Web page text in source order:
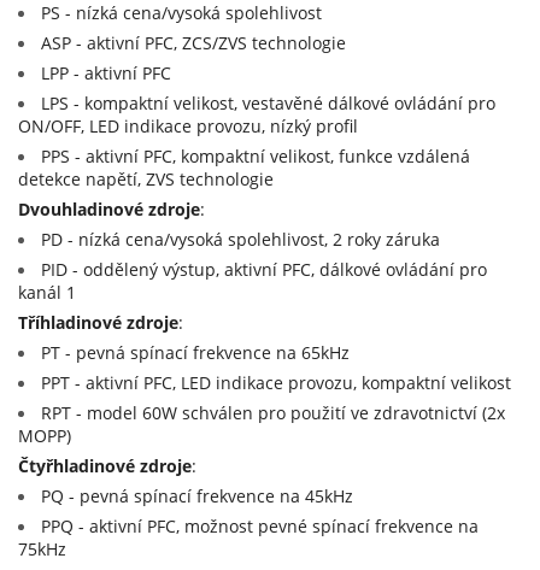
PS - nízká cena/vysoká spolehlivost
ASP - aktivní PFC, ZCS/ZVS technologie
LPP - aktivní PFC
LPS - kompaktní velikost, vestavěné dálkové ovládání pro
ON/OFF, LED indikace provozu, nízký profil
PPS - aktivní PFC, kompaktní velikost, funkce vzdálená
detekce napětí, ZVS technologie
Dvouhladinové zdroje:
PD - nízká cena/vysoká spolehlivost, 2 roky záruka
PID - oddělený výstup, aktivní PFC, dálkové ovládání pro
kanál 1
Tříhladinové zdroje:
PT - pevná spínací frekvence na 65kHz
PPT - aktivní PFC, LED indikace provozu, kompaktní velikost
RPT - model 60W schválen pro použití ve zdravotnictví (2x
MOPP)
Čtyřhladinové zdroje:
PQ - pevná spínací frekvence na 45kHz
PPQ - aktivní PFC, možnost pevné spínací frekvence na
75kHz